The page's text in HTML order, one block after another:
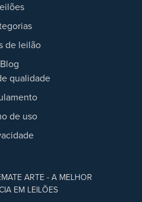
de leilão
Blog
qualidade
de uso
ARTE - A MELHOR
EM LEILÕES